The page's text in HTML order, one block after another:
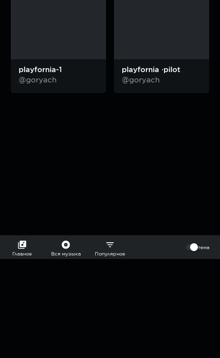
playfornia-1
@goryach
playfornia ·pilot
@goryach
Главное Вся музыка Популярное
тема